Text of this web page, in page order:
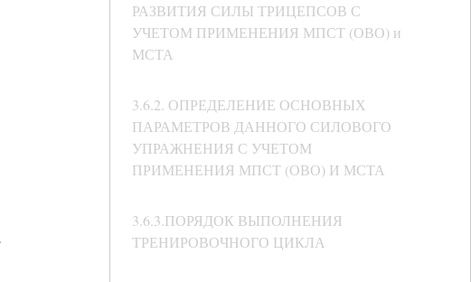
РАЗВИТИЯ СИЛЫ ТРИЦЕПСОВ С
УЧЕТОМ ПРИМЕНЕНИЯ МПСТ (ОВО) и
МСТА
3.6.2. ОПРЕДЕЛЕНИЕ ОСНОВНЫХ
ПАРАМЕТРОВ ДАННОГО СИЛОВОГО
УПРАЖНЕНИЯ С УЧЕТОМ
ПРИМЕНЕНИЯ МПСТ (ОВО) И МСТА
3.6.3.ПОРЯДОК ВЫПОЛНЕНИЯ
ТРЕНИРОВОЧНОГО ЦИКЛА